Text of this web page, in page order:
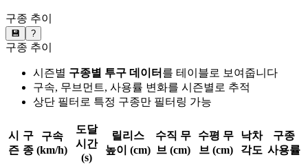
구종 추이
💾 ?
구종 추이
시즌별 구종별 투구 데이터 를 테이블로 보여줍니다
구속, 무브먼트, 사용률 변화를 시즌별로 추적
상단 필터로 특정 구종만 필터링 가능
시
즌
구
종
구속
(km/h)
도달
시간
(s)
릴리스
높이 (cm)
수직 무
브 (cm)
수평 무
브 (cm)
낙차
각도
구종
사용률